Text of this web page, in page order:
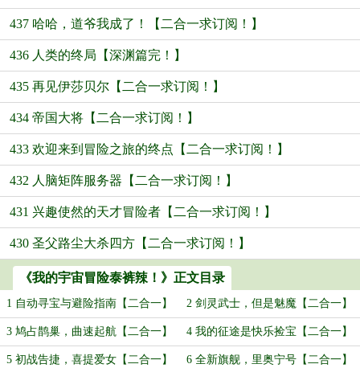
437 哈哈，道爷我成了！【二合一求订阅！】
436 人类的终局【深渊篇完！】
435 再见伊莎贝尔【二合一求订阅！】
434 帝国大将【二合一求订阅！】
433 欢迎来到冒险之旅的终点【二合一求订阅！】
432 人脑矩阵服务器【二合一求订阅！】
431 兴趣使然的天才冒险者【二合一求订阅！】
430 圣父路尘大杀四方【二合一求订阅！】
《我的宇宙冒险泰裤辣！》正文目录
1 自动寻宝与避险指南【二合一】 2 剑灵武士，但是魅魔【二合一】
3 鸠占鹊巢，曲速起航【二合一】 4 我的征途是快乐捡宝【二合一】
5 初战告捷，喜提爱女【二合一】 6 全新旗舰，里奥宁号【二合一】